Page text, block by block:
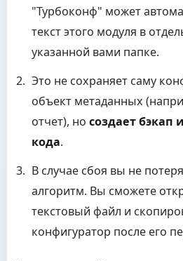
"Турбоконф" может
текст этого модуля в
указанной вами папке.
Это не сохраняет саму
объект метаданных
отчет), но создает
кода.
В случае сбоя вы не
алгоритм. Вы сможете
текстовый файл и
конфигуратор после его